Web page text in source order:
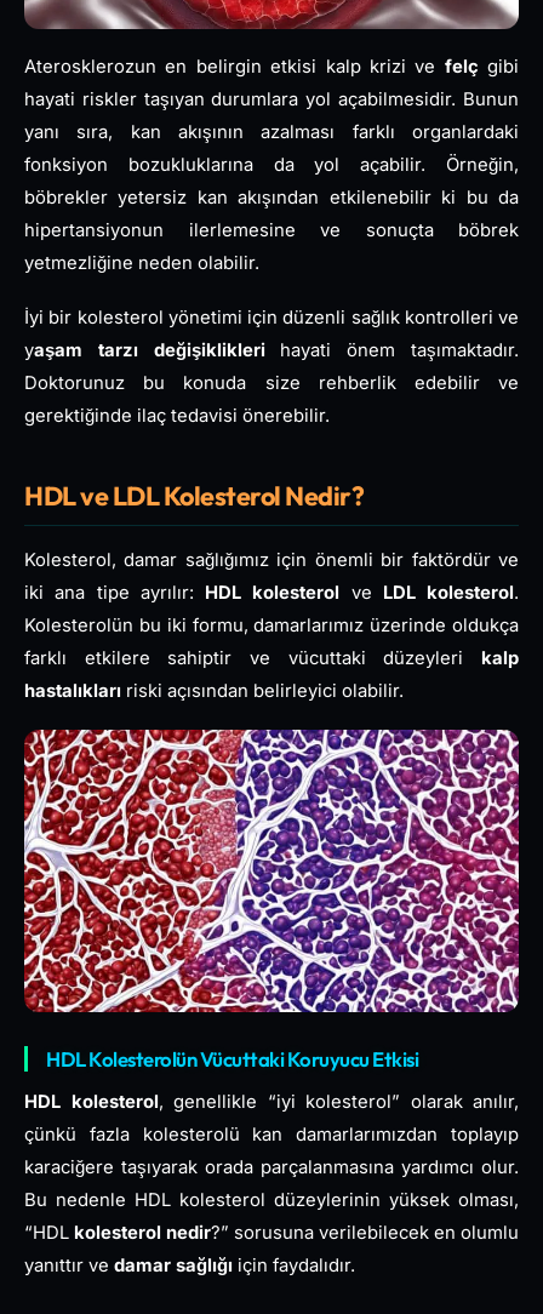
Aterosklerozun en belirgin etkisi kalp krizi ve felç gibi
hayati riskler taşıyan durumlara yol açabilmesidir. Bunun
yanı sıra, kan akışının azalması farklı organlardaki
fonksiyon bozukluklarına da yol açabilir. Örneğin,
böbrekler yetersiz kan akışından etkilenebilir ki bu da
hipertansiyonun ilerlemesine ve sonuçta böbrek
yetmezliğine neden olabilir.
İyi bir kolesterol yönetimi için düzenli sağlık kontrolleri ve
yaşam tarzı değişiklikleri hayati önem taşımaktadır.
Doktorunuz bu konuda size rehberlik edebilir ve
gerektiğinde ilaç tedavisi önerebilir.
HDL ve LDL Kolesterol Nedir?
Kolesterol, damar sağlığımız için önemli bir faktördür ve
iki ana tipe ayrılır: HDL kolesterol ve LDL kolesterol.
Kolesterolün bu iki formu, damarlarımız üzerinde oldukça
farklı etkilere sahiptir ve vücuttaki düzeyleri kalp
hastalıkları riski açısından belirleyici olabilir.
HDL Kolesterolün Vücuttaki Koruyucu Etkisi
HDL kolesterol, genellikle “iyi kolesterol” olarak anılır,
çünkü fazla kolesterolü kan damarlarımızdan toplayıp
karaciğere taşıyarak orada parçalanmasına yardımcı olur.
Bu nedenle HDL kolesterol düzeylerinin yüksek olması,
“HDL kolesterol nedir?” sorusuna verilebilecek en olumlu
yanıttır ve damar sağlığı için faydalıdır.